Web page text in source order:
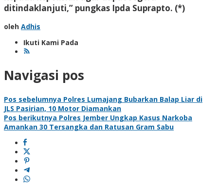
ditindaklanjuti,” pungkas Ipda Suprapto. (*)
oleh Adhis
Ikuti Kami Pada
Navigasi pos
Pos sebelumnya Polres Lumajang Bubarkan Balap Liar di
JLS Pasirian, 10 Motor Diamankan
Pos berikutnya Polres Jember Ungkap Kasus Narkoba
Amankan 30 Tersangka dan Ratusan Gram Sabu